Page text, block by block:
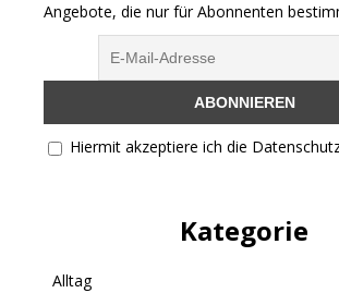
Angebote, die nur für Abonnenten
Hiermit akzeptiere ich die
Kategorie
Alltag